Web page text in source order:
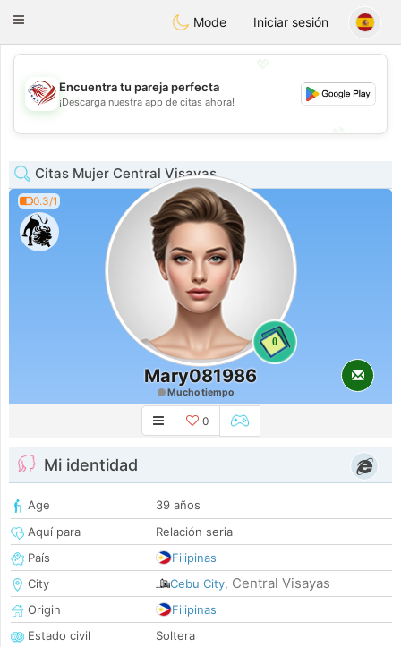
StatesDating
Toggle
Mode Iniciar sesión
💖
💕
Encuentra tu pareja perfecta
¡Descarga nuestra app de citas ahora!
Citas Mujer Central Visayas
0.3/1
0
Mary081986
Mucho tiempo
0
Mi identidad
Age
39 años
Aquí para
Relación seria
País
Filipinas
City
Cebu City, Central Visayas
Origin
Filipinas
Estado civil
Soltera